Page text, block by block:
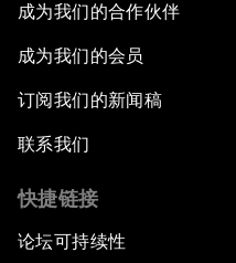
成为我们的合作伙伴
成为我们的会员
订阅我们的新闻稿
联系我们
快捷链接
论坛可持续性